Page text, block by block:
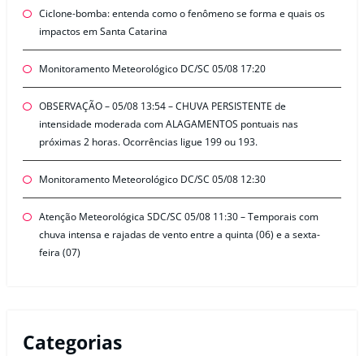
Ciclone-bomba: entenda como o fenômeno se forma e quais os
impactos em Santa Catarina
Monitoramento Meteorológico DC/SC 05/08 17:20
OBSERVAÇÃO – 05/08 13:54 – CHUVA PERSISTENTE de
intensidade moderada com ALAGAMENTOS pontuais nas
próximas 2 horas. Ocorrências ligue 199 ou 193.
Monitoramento Meteorológico DC/SC 05/08 12:30
Atenção Meteorológica SDC/SC 05/08 11:30 – Temporais com
chuva intensa e rajadas de vento entre a quinta (06) e a sexta-
feira (07)
Categorias